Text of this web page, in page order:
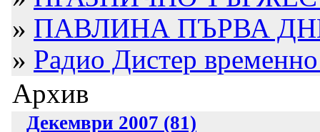
» ПАВЛИНА ПЪРВА
» Радио Дистер временно
Архив
Декември 2007 (81)